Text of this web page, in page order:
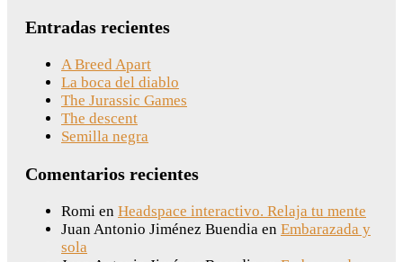
Entradas recientes
A Breed Apart
La boca del diablo
The Jurassic Games
The descent
Semilla negra
Comentarios recientes
Romi en Headspace interactivo. Relaja tu mente
Juan Antonio Jiménez Buendia en Embarazada y
sola